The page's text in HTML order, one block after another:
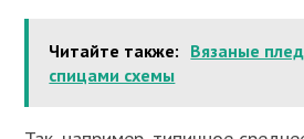
Читайте также: Вязаные
спицами схемы